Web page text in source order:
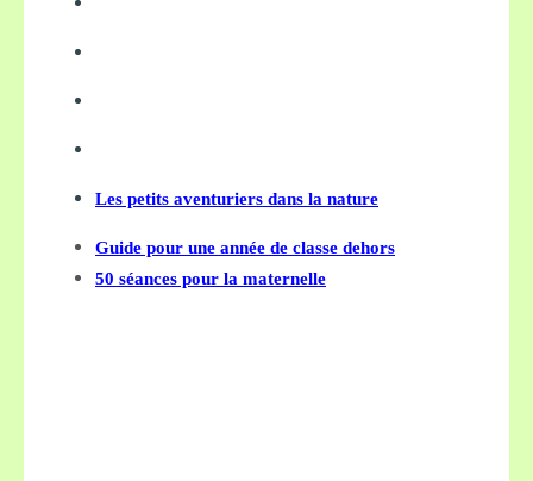
Les petits aventuriers dans la nature
Guide pour une année de classe dehors
50 séances pour la maternelle